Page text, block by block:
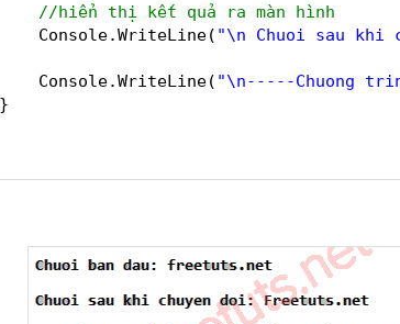
//hiển thị kết quả ra màn hình
Console.WriteLine( "\n Chuoi sau khi
Console.WriteLine( "\n-----Chuong
}